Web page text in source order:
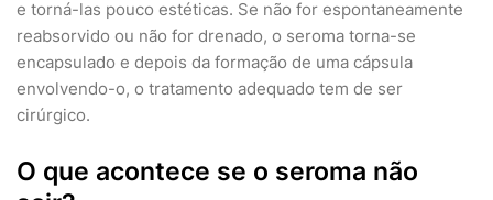
e torná-las pouco estéticas. Se não for espontaneamente
reabsorvido ou não for drenado, o seroma torna-se
encapsulado e depois da formação de uma cápsula
envolvendo-o, o tratamento adequado tem de ser
cirúrgico.
O que acontece se o seroma não